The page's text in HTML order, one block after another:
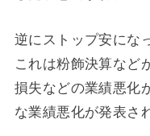
逆にストップ安にな
これは粉飾決算など
損失などの業績悪化
な業績悪化が発表さ